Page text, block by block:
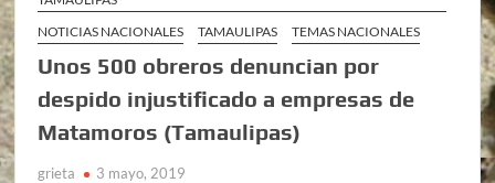
NOTICIAS NACIONALES
TAMAULIPAS TEMAS NACIONALES
Unos 500 obreros denuncian por
despido injustificado a empresas de
Matamoros (Tamaulipas)
grieta 3 mayo, 2019